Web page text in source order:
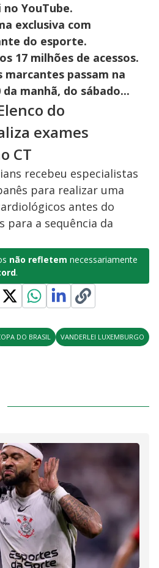
no YouTube.
exclusiva com
do esporte.
17 milhões de acessos.
passam na
da manhã, do sábado...
do
exames
CT
recebeu especialistas
para realizar uma
antes do
a sequência da
não refletem necessariamente
.
DO BRASIL
VANDERLEI LUXEMBURGO